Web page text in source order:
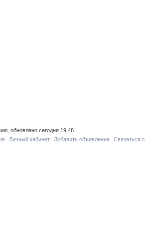
обновлено сегодня 19:48
Личный кабинет Добавить объявление Связаться